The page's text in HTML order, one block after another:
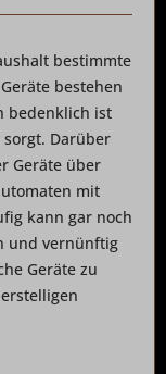
bestimmte
bestehen
bedenklich ist
Darüber
Geräte über
mit
kann gar noch
und vernünftig
Geräte zu